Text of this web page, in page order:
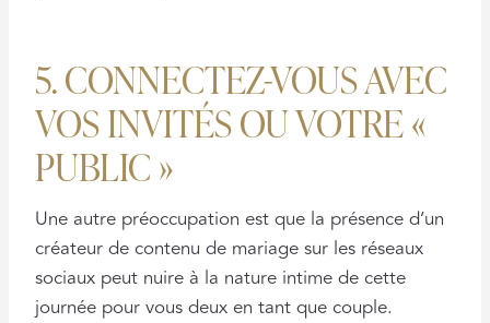
5. CONNECTEZ-VOUS AVEC
VOS INVITÉS OU VOTRE «
PUBLIC »
Une autre préoccupation est que la présence d’un
créateur de contenu de mariage sur les réseaux
sociaux peut nuire à la nature intime de cette
journée pour vous deux en tant que couple.